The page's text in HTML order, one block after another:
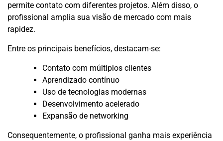
permite contato com diferentes projetos. Além disso, o
profissional amplia sua visão de mercado com mais
rapidez.
Entre os principais benefícios, destacam-se:
Contato com múltiplos clientes
Aprendizado contínuo
Uso de tecnologias modernas
Desenvolvimento acelerado
Expansão de networking
Consequentemente, o profissional ganha mais experiência